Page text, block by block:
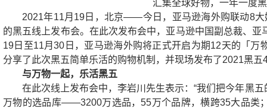
汇集全球好物，一年一度
2021年11月19日，北京——今日，亚马逊海外购联动8
的黑五线上发布会。在此次发布会中，亚马逊中国副总裁、
19日至11月30日，亚马逊海外购将正式开启为期12天的「
分享了此次黑五简单乐活的购物机制，并现场发布了2021黑
与万物一起，乐活黑五
在此次线上发布会中，李岩川先生表示：“我们把今年黑
万物的选品库——3200万选品，55万个品牌，横跨35大品类